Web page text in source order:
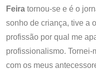
Feira tornou-se e é o
sonho de criança, tive a
profissão por qual me
profissionalismo.
com os meus